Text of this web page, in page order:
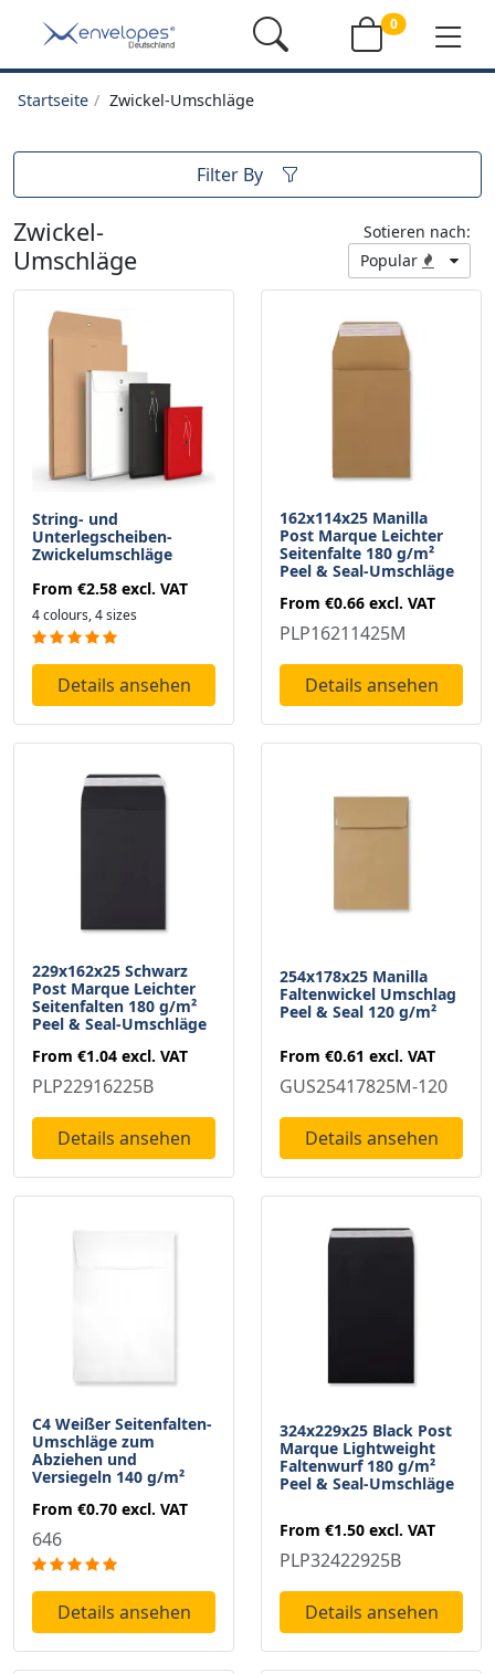
0
Startseite Zwickel-Umschläge
Filter By
Zwickel-
Umschläge
Sotieren nach:
Popular
String- und
Unterlegscheiben-
Zwickelumschläge
From €2.58 excl. VAT
4 colours, 4 sizes
Details ansehen
162x114x25 Manilla
Post Marque Leichter
Seitenfalte 180 g/m²
Peel & Seal-Umschläge
From €0.66 excl. VAT
PLP16211425M
Details ansehen
229x162x25 Schwarz
Post Marque Leichter
Seitenfalten 180 g/m²
Peel & Seal-Umschläge
From €1.04 excl. VAT
PLP22916225B
Details ansehen
254x178x25 Manilla
Faltenwickel Umschlag
Peel & Seal 120 g/m²
From €0.61 excl. VAT
GUS25417825M-120
Details ansehen
C4 Weißer Seitenfalten-
Umschläge zum
Abziehen und
Versiegeln 140 g/m²
From €0.70 excl. VAT
646
Details ansehen
324x229x25 Black Post
Marque Lightweight
Faltenwurf 180 g/m²
Peel & Seal-Umschläge
From €1.50 excl. VAT
PLP32422925B
Details ansehen